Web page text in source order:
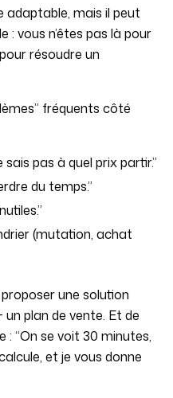
mais il peut
: vous n’êtes pas là pour
résoudre un
fréquents côté
sais pas à quel prix partir.”
du temps.”
(mutation, achat
une solution
plan de vente. Et de
: “On se voit 30 minutes,
et je vous donne